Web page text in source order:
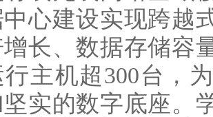
心建设实现跨越
长、数据存储容
行主机超300台，
实的数字底座。